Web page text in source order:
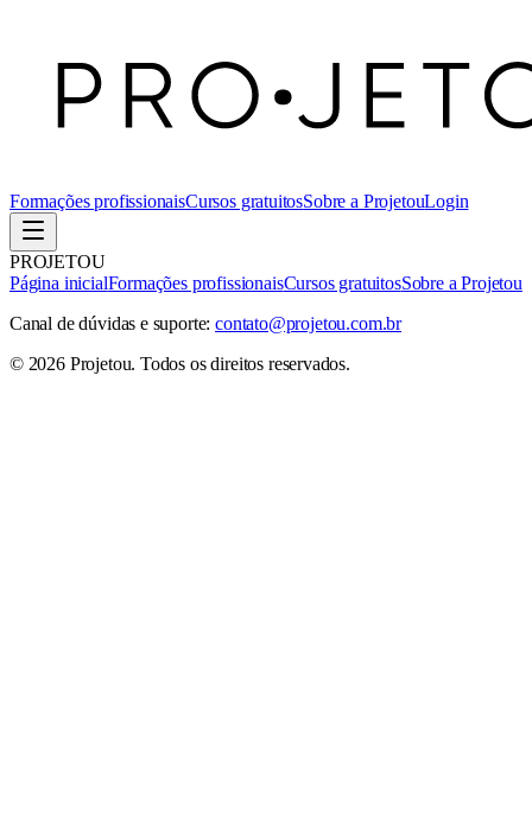
Formações profissionaisCursos gratuitosSobre a ProjetouLogin
PROJETOU
Página inicialFormações profissionaisCursos gratuitosSobre a Projetou
Canal de dúvidas e suporte: contato@projetou.com.br
© 2026 Projetou. Todos os direitos reservados.